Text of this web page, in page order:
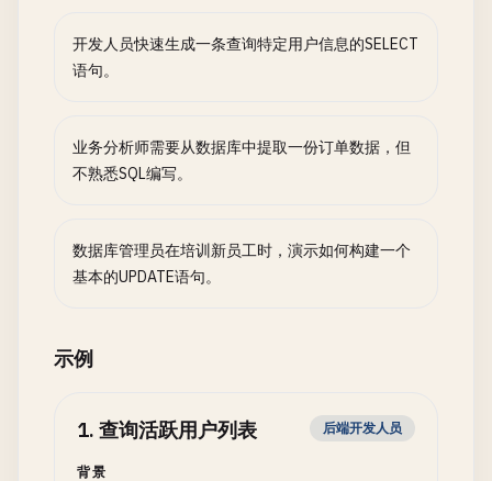
开发人员快速生成一条查询特定用户信息的SELECT
语句。
业务分析师需要从数据库中提取一份订单数据，但
不熟悉SQL编写。
数据库管理员在培训新员工时，演示如何构建一个
基本的UPDATE语句。
示例
1. 查询活跃用户列表 后端开发人员
背景